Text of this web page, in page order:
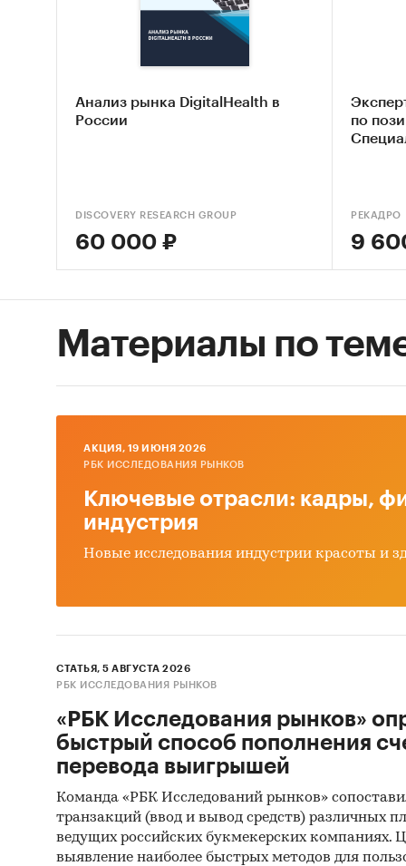
и
2.
Анализ рынка DigitalHealth в
России
DISCOVERY RESEARCH GROUP
60 000 ₽
по
РЕКАДРО
9
Материалы по
AКЦИЯ, 19 ИЮНЯ 2026
РБК ИССЛЕДОВАНИЯ РЫНКОВ
Ключевые отрасли: кадры,
индустрия
Новые исследования индустрии красоты и
СТАТЬЯ, 5 АВГУСТА 2026
РБК ИССЛЕДОВАНИЯ РЫНКОВ
«РБК Исследования рынков»
быстрый способ пополнения
перевода выигрышей
Команда «РБК Исследований рынков»
транзакций (ввод и вывод средств) различных
ведущих российских букмекерских компаниях.
выявление наиболее быстрых методов для